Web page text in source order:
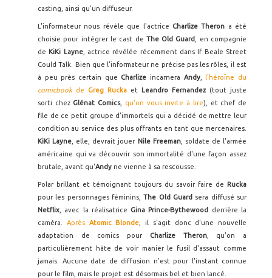
casting, ainsi qu'un diffuseur.
L'informateur nous révèle que l'actrice Charlize Theron a été
choisie pour intégrer le cast de The Old Guard
, en compagnie
de KiKi Layne, actrice révélée récemment dans If Beale Street
Could Talk. Bien que l'informateur ne précise pas les rôles, il est
à peu près certain que Charlizeincarnera Andy, l'héroïne du
comicbookde Greg Rucka et Leandro Fernandez (tout juste
sorti chez Glénat Comics, qu'on vous invite à lire), et chef de
file de ce petit groupe d'immortels qui a décidé de mettre leur
condition au service des plus offrants en tant que mercenaires.
KiKi Layne , elle, devrait jouer Nile Freeman, soldate de l'armée
américaine qui va découvrir son immortalité d'une façon assez
brutale, avant qu'Andy ne vienne à sa rescousse.
Polar brillant et témoignant toujours du savoir faire de Rucka
pour les personnages féminins,The Old Guard sera diffusé sur
Netflix , avec la réalisatrice Gina Prince-Bythewood
derrière la
caméra. Après Atomic Blonde , il s'agit donc d'une nouvelle
adaptation de comics pour Charlize Theron, qu'on a
particulièrement hâte de voir manier le fusil d'assaut comme
jamais. Aucune date de diffusion n'est pour l'instant connue
pour le film, mais le projet est désormais bel et bien lancé.